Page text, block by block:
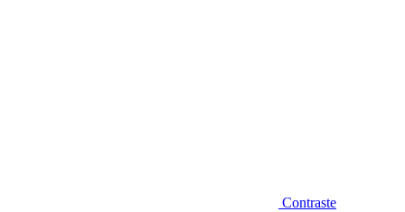
Contraste